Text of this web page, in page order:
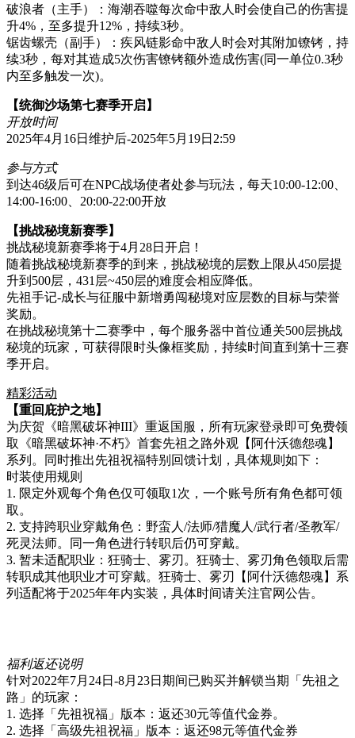
破浪者（主手）：海潮吞噬每次命中敌人时会使自己的伤害提
升4%，至多提升12%，持续3秒。
锯齿螺壳（副手）：疾风链影命中敌人时会对其附加镣铐，持
续3秒，每对其造成5次伤害镣铐额外造成伤害(同一单位0.3秒
内至多触发一次)。
【统御沙场第七赛季开启】
开放时间
2025年4月16日维护后-2025年5月19日2:59
参与方式
到达46级后可在NPC战场使者处参与玩法，每天10:00-12:00、
14:00-16:00、20:00-22:00开放
【挑战秘境新赛季】
挑战秘境新赛季将于4月28日开启！
随着挑战秘境新赛季的到来，挑战秘境的层数上限从450层提
升到500层，431层~450层的难度会相应降低。
先祖手记-成长与征服中新增勇闯秘境对应层数的目标与荣誉
奖励。
在挑战秘境第十二赛季中，每个服务器中首位通关500层挑战
秘境的玩家，可获得限时头像框奖励，持续时间直到第十三赛
季开启。
精彩活动
【重回庇护之地】
为庆贺《暗黑破坏神III》重返国服，所有玩家登录即可免费领
取《暗黑破坏神·不朽》首套先祖之路外观【阿什沃德怨魂】
系列。同时推出先祖祝福特别回馈计划，具体规则如下：
时装使用规则
1. 限定外观每个角色仅可领取1次，一个账号所有角色都可领
取。
2. 支持跨职业穿戴角色：野蛮人/法师/猎魔人/武行者/圣教军/
死灵法师。同一角色进行转职后仍可穿戴。
3. 暂未适配职业：狂骑士、雾刃。狂骑士、雾刃角色领取后需
转职成其他职业才可穿戴。狂骑士、雾刃【阿什沃德怨魂】系
列适配将于2025年年内实装，具体时间请关注官网公告。
福利返还说明
针对2022年7月24日-8月23日期间已购买并解锁当期「先祖之
路」的玩家：
1. 选择「先祖祝福」版本：返还30元等值代金券。
2. 选择「高级先祖祝福」版本：返还98元等值代金券